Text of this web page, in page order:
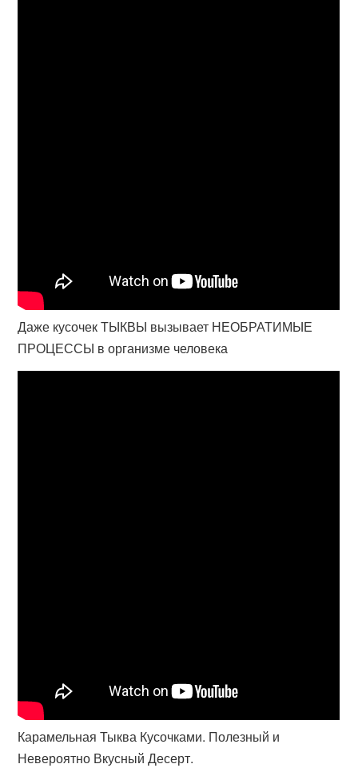
Даже кусочек ТЫКВЫ вызывает НЕОБРАТИМЫЕ
ПРОЦЕССЫ в организме человека
Карамельная Тыква Кусочками. Полезный и
Невероятно Вкусный Десерт.